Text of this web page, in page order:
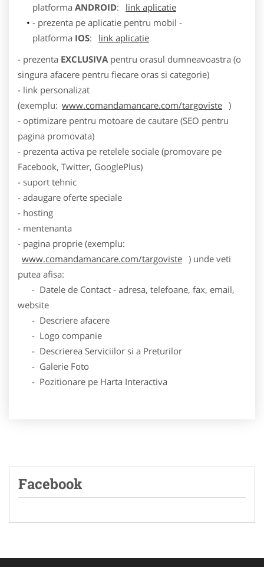
platforma ANDROID:
link aplicatie
- prezenta pe aplicatie pentru mobil -
platforma IOS:
link aplicatie
- prezenta EXCLUSIVA pentru orasul dumneavoastra (o
singura afacere pentru fiecare oras si categorie)
- link personalizat
(exemplu: www.comandamancare.com/targoviste )
- optimizare pentru motoare de cautare (SEO pentru
pagina promovata)
- prezenta activa pe retelele sociale (promovare pe
Facebook, Twitter, GooglePlus)
- suport tehnic
- adaugare oferte speciale
- hosting
- mentenanta
- pagina proprie (exemplu:
www.comandamancare.com/targoviste ) unde veti
putea afisa:
- Datele de Contact - adresa, telefoane, fax, email,
website
- Descriere afacere
- Logo companie
- Descrierea Serviciilor si a Preturilor
- Galerie Foto
- Pozitionare pe Harta Interactiva
Facebook